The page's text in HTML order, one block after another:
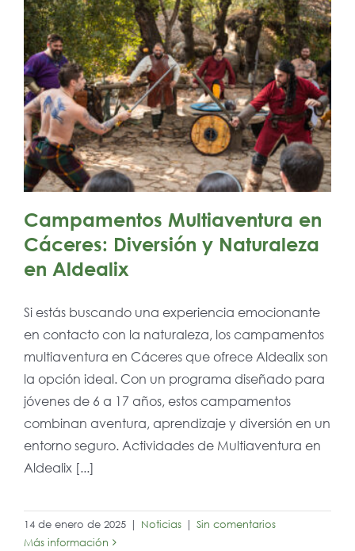
Campamentos Multiaventura en
Cáceres: Diversión y Naturaleza
en Aldealix
Si estás buscando una experiencia emocionante
en contacto con la naturaleza, los campamentos
multiaventura en Cáceres que ofrece Aldealix son
la opción ideal. Con un programa diseñado para
jóvenes de 6 a 17 años, estos campamentos
combinan aventura, aprendizaje y diversión en un
entorno seguro. Actividades de Multiaventura en
Aldealix [...]
14 de enero de 2025 | Noticias | Sin comentarios
Más información